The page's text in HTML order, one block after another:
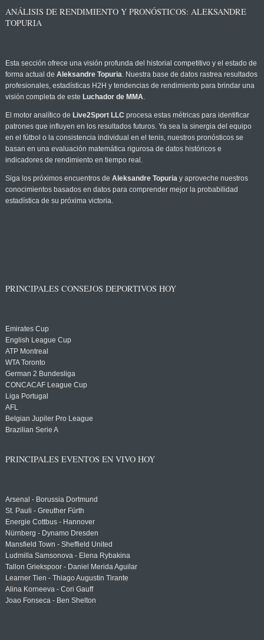
ANÁLISIS DE RENDIMIENTO Y PRONÓSTICOS: ALEKSANDRE
TOPURIA
Esta sección ofrece una visión profunda del historial competitivo y el estado de
forma actual de Aleksandre Topuria. Nuestra base de datos rastrea resultados
profesionales, estadísticas H2H y tendencias de rendimiento para brindar una
visión completa de este Luchador de MMA.
El motor analítico de Live2Sport LLC procesa estas métricas para identificar
patrones que influyen en los resultados futuros. Ya sea la sinergia del equipo
en el fútbol o la consistencia individual en el tenis, nuestros pronósticos se
basan en una evaluación matemática rigurosa de datos históricos e
indicadores de rendimiento en tiempo real.
Siga los próximos encuentros de Aleksandre Topuriay aproveche nuestros
conocimientos basados en datos para comprender mejor la probabilidad
estadística de su próxima victoria.
PRINCIPALES CONSEJOS DEPORTIVOS HOY
Emirates Cup
English League Cup
ATP Montreal
WTA Toronto
German 2 Bundesliga
CONCACAF League Cup
Liga Portugal
AFL
Belgian Jupiler Pro League
Brazilian Serie A
PRINCIPALES EVENTOS EN VIVO HOY
Arsenal - Borussia Dortmund
St. Pauli - Greuther Fürth
Energie Cottbus - Hannover
Nürnberg - Dynamo Dresden
Mansfield Town - Sheffield United
Ludmilla Samsonova - Elena Rybakina
Tallon Griekspoor - Daniel Merida Aguilar
Learner Tien - Thiago Augustin Tirante
Alina Korneeva - Cori Gauff
Joao Fonseca - Ben Shelton